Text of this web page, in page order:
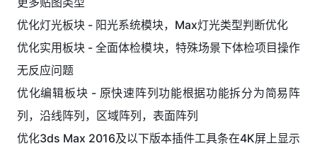
优化灯光板块 - 阳光系统模块，Max灯光类型判断优化
优化实用板块 - 全面体检模块，特殊场景下体检项目操作
无反应问题
优化编辑板块 - 原快速阵列功能根据功能拆分为简易阵
列，沿线阵列，区域阵列，表面阵列
优化3ds Max 2016及以下版本插件工具条在4K屏上显示